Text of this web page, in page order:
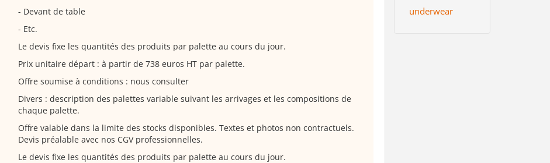
- Devant de table
- Etc.
Le devis fixe les quantités des produits par palette au cours du jour.
Prix unitaire départ : à partir de 738 euros HT par palette.
Offre soumise à conditions : nous consulter
Divers : description des palettes variable suivant les arrivages et les compositions de
chaque palette.
Offre valable dans la limite des stocks disponibles. Textes et photos non contractuels.
Devis préalable avec nos CGV professionnelles.
Le devis fixe les quantités des produits par palette au cours du jour.
underwear